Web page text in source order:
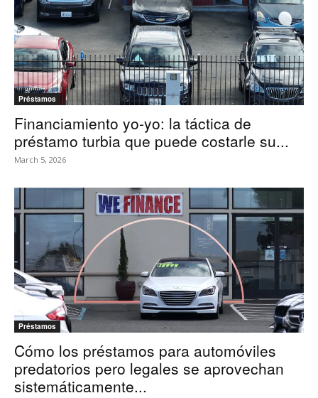
Préstamos
Financiamiento yo-yo: la táctica de
préstamo turbia que puede costarle su...
March 5, 2026
Préstamos
Cómo los préstamos para automóviles
predatorios pero legales se aprovechan
sistemáticamente...